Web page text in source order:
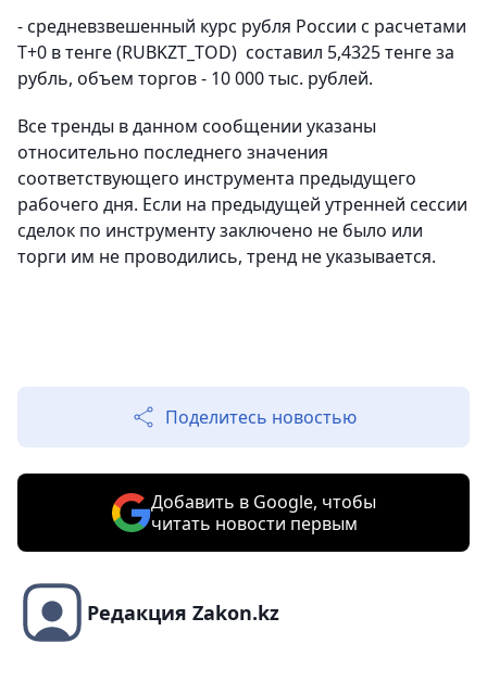
- средневзвешенный курс рубля России с расчетами
T+0 в тенге (RUBKZT_TOD) составил 5,4325 тенге за
рубль, объем торгов - 10 000 тыс. рублей.
Все тренды в данном сообщении указаны
относительно последнего значения
соответствующего инструмента предыдущего
рабочего дня. Если на предыдущей утренней сессии
сделок по инструменту заключено не было или
торги им не проводились, тренд не указывается.
Поделитесь новостью
Добавить в Google, чтобы
читать новости первым
Редакция Zakon.kz